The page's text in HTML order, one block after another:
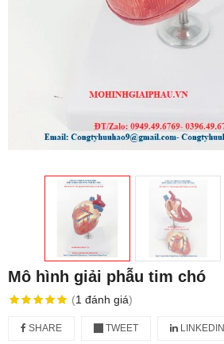
Mô hình giải phẫu tim chó
(1 đánh giá)
SHARE TWEET LINKEDIN